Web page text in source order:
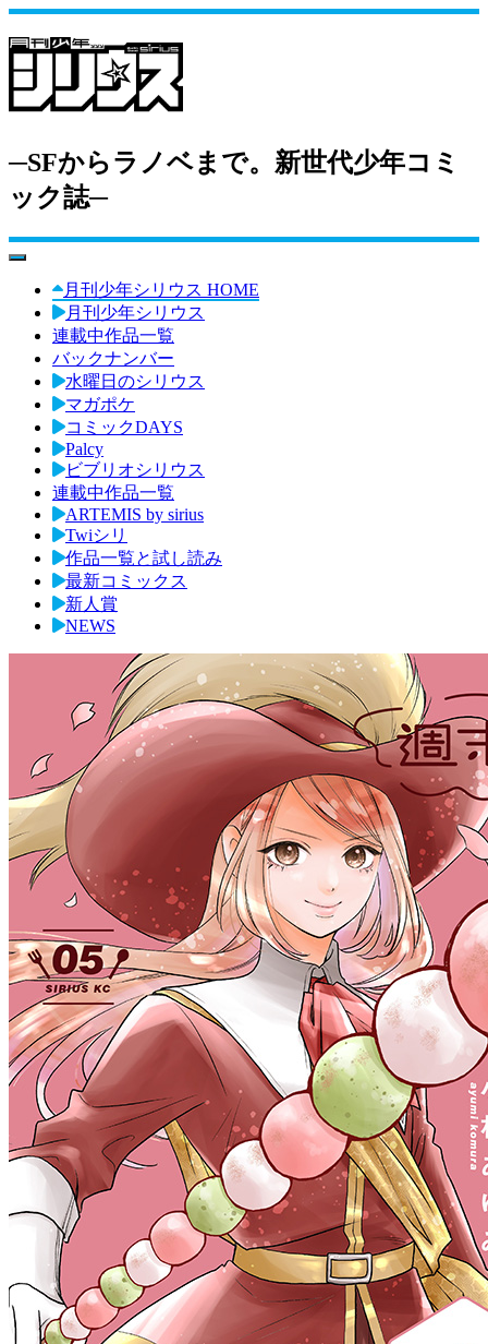
─SFからラノベまで。新世代少年コミ
ック誌─
toggle navigation
月刊少年シリウス HOME
月刊少年シリウス
連載中作品一覧
バックナンバー
水曜日のシリウス
マガポケ
コミックDAYS
Palcy
ビブリオシリウス
連載中作品一覧
ARTEMIS by sirius
Twiシリ
作品一覧と試し読み
最新コミックス
新人賞
NEWS